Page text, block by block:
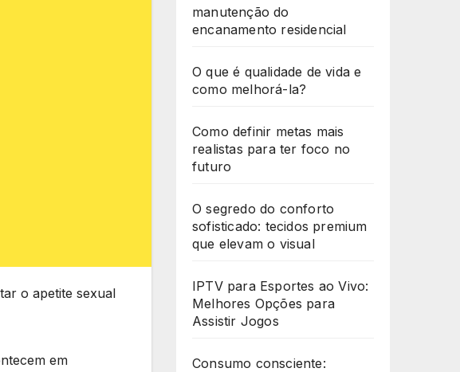
o apetite sexual
em
manutenção do
encanamento residencial
O que é qualidade de vida e
como melhorá-la?
Como definir metas mais
realistas para ter foco no
futuro
O segredo do conforto
sofisticado: tecidos premium
que elevam o visual
IPTV para Esportes ao Vivo:
Melhores Opções para
Assistir Jogos
Consumo consciente: